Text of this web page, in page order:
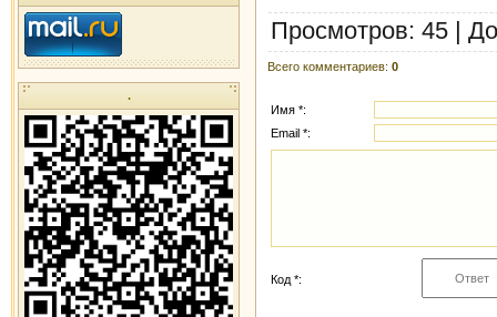
.
Просмотров: 45 |
Всего комментариев: 0
Имя *:
Email *:
Код *: